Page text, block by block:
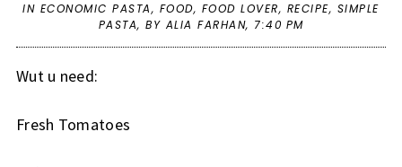
IN ECONOMIC PASTA, FOOD, FOOD LOVER, RECIPE, SIMPLE
PASTA, BY ALIA FARHAN, 7:40 PM
Wut u need:
Fresh Tomatoes